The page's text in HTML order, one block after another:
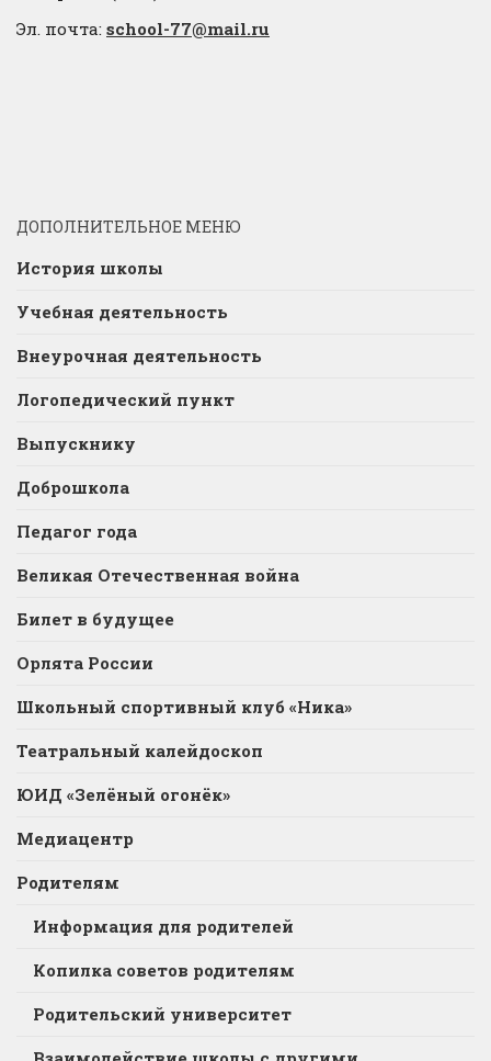
Эл. почта: school-77@mail.ru
ДОПОЛНИТЕЛЬНОЕ МЕНЮ
История школы
Учебная деятельность
Внеурочная деятельность
Логопедический пункт
Выпускнику
Доброшкола
Педагог года
Великая Отечественная война
Билет в будущее
Орлята России
Школьный спортивный клуб «Ника»
Театральный калейдоскоп
ЮИД «Зелёный огонёк»
Медиацентр
Родителям
Информация для родителей
Копилка советов родителям
Родительский университет